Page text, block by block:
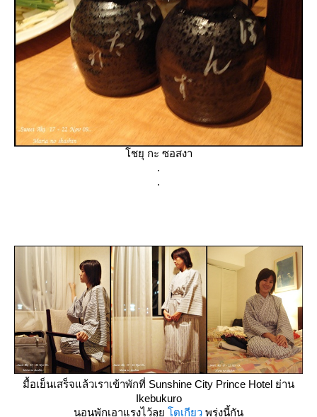
ชยุ กะ ซอสงา
.
.
มื้อเย็นเสร็จแล้วเราเข้าพักที่ Sunshine City Prince Hotel ย่าน
Ikebukuro
นอนพักเอาแรงไว้ลุ ตเกียว พรุ่งนี้กัน